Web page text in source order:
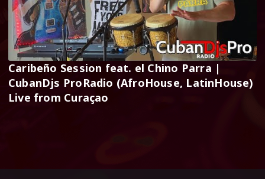
Caribeño Session feat. el Chino Parra |
CubanDjs ProRadio (AfroHouse, LatinHouse)
Live from Curaçao